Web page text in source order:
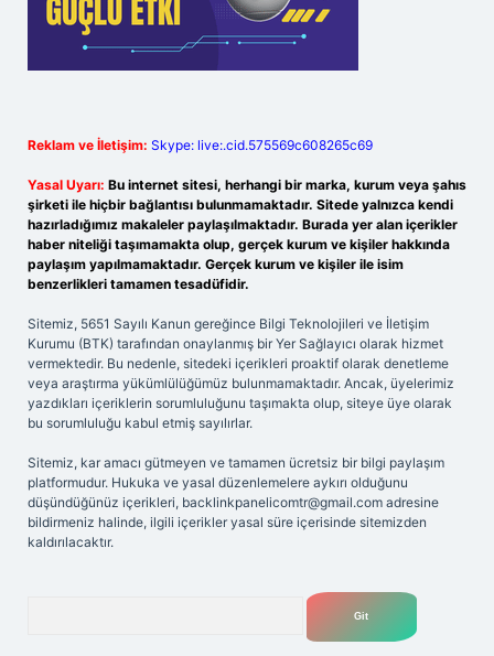
Reklam ve İletişim: Skype: live:.cid.575569c608265c69
Yasal Uyarı: Bu internet sitesi, herhangi bir marka, kurum veya şahıs
şirketi ile hiçbir bağlantısı bulunmamaktadır. Sitede yalnızca kendi
hazırladığımız makaleler paylaşılmaktadır. Burada yer alan içerikler
haber niteliği taşımamakta olup, gerçek kurum ve kişiler hakkında
paylaşım yapılmamaktadır. Gerçek kurum ve kişiler ile isim
benzerlikleri tamamen tesadüfidir.
Sitemiz, 5651 Sayılı Kanun gereğince Bilgi Teknolojileri ve İletişim
Kurumu (BTK) tarafından onaylanmış bir Yer Sağlayıcı olarak hizmet
vermektedir. Bu nedenle, sitedeki içerikleri proaktif olarak denetleme
veya araştırma yükümlülüğümüz bulunmamaktadır. Ancak, üyelerimiz
yazdıkları içeriklerin sorumluluğunu taşımakta olup, siteye üye olarak
bu sorumluluğu kabul etmiş sayılırlar.
Sitemiz, kar amacı gütmeyen ve tamamen ücretsiz bir bilgi paylaşım
platformudur. Hukuka ve yasal düzenlemelere aykırı olduğunu
düşündüğünüz içerikleri, backlinkpanelicomtr@gmail.com adresine
bildirmeniz halinde, ilgili içerikler yasal süre içerisinde sitemizden
kaldırılacaktır.